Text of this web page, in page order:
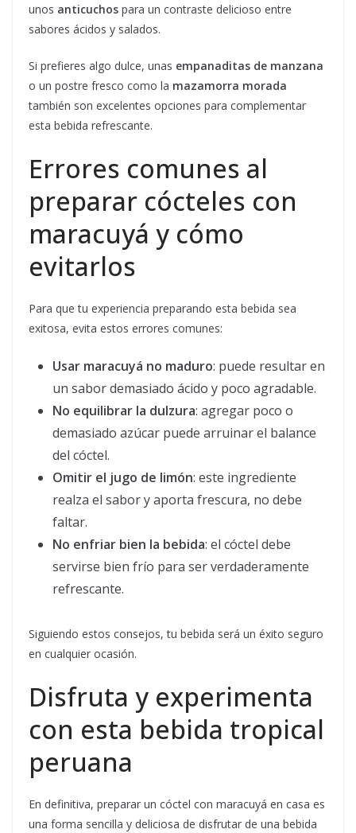
unos anticuchos para un contraste delicioso entre
sabores ácidos y salados.
Si prefieres algo dulce, unas empanaditas de manzana
o un postre fresco como la mazamorra morada
también son excelentes opciones para complementar
esta bebida refrescante.
Errores comunes al
preparar cócteles con
maracuyá y cómo
evitarlos
Para que tu experiencia preparando esta bebida sea
exitosa, evita estos errores comunes:
Usar maracuyá no maduro: puede resultar en
un sabor demasiado ácido y poco agradable.
No equilibrar la dulzura: agregar poco o
demasiado azúcar puede arruinar el balance
del cóctel.
Omitir el jugo de limón: este ingrediente
realza el sabor y aporta frescura, no debe
faltar.
No enfriar bien la bebida: el cóctel debe
servirse bien frío para ser verdaderamente
refrescante.
Siguiendo estos consejos, tu bebida será un éxito seguro
en cualquier ocasión.
Disfruta y experimenta
con esta bebida tropical
peruana
En definitiva, preparar un cóctel con maracuyá en casa es
una forma sencilla y deliciosa de disfrutar de una bebida